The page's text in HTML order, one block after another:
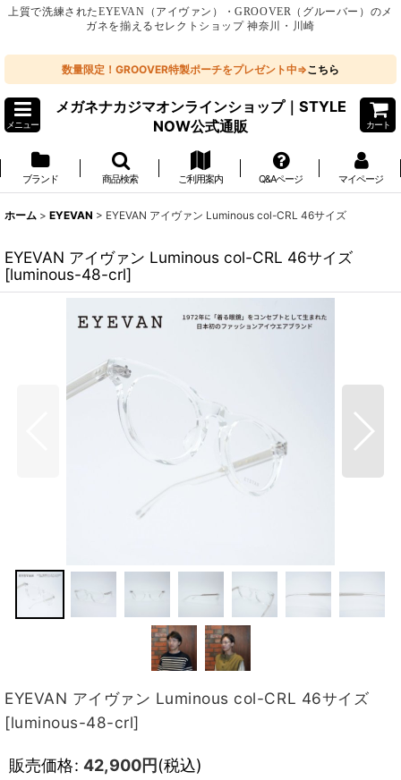
上質で洗練されたEYEVAN（アイヴァン）・GROOVER（グルーバー）のメ
ガネを揃えるセレクトショップ 神奈川・川崎
数量限定！GROOVER特製ポーチをプレゼント中⇒こちら
メニュー
メガネナカジマオンラインショップ｜STYLE
NOW公式通販
カート
ブランド 商品検索 ご利用案内 Q&Aページ マイページ
ホーム > EYEVAN > EYEVAN アイヴァン Luminous col-CRL 46サイズ
EYEVAN アイヴァン Luminous col-CRL 46サイズ
[luminous-48-crl]
EYEVAN アイヴァン Luminous col-CRL 46サイズ
[luminous-48-crl]
販売価格: 42,900円(税込)